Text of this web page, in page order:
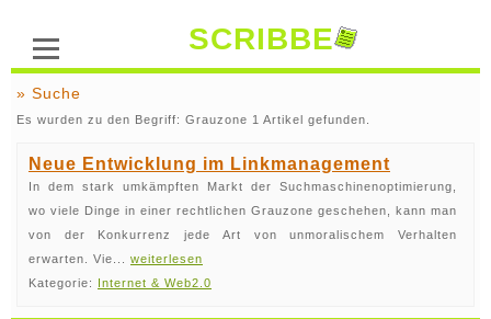
SCRIBBE
» Suche
Es wurden zu den Begriff: Grauzone 1 Artikel gefunden.
Neue Entwicklung im Linkmanagement
In dem stark umkämpften Markt der Suchmaschinenoptimierung,
wo viele Dinge in einer rechtlichen Grauzone geschehen, kann man
von der Konkurrenz jede Art von unmoralischem Verhalten
erwarten. Vie... weiterlesen
Kategorie: Internet & Web2.0